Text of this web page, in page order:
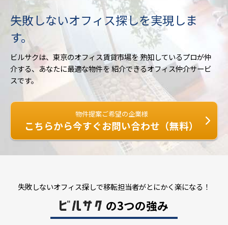
失敗しないオフィス探しを実現しま
す。
ビルサクは、東京のオフィス賃貸市場を熟知しているプロが仲
介する、あなたに最適な物件を紹介できるオフィス仲介サービ
スです。
物件提案ご希望の企業様
こちらから今すぐお問い合わせ（無料）
失敗しないオフィス探しで移転担当者がとにかく楽になる！
の3つの強み